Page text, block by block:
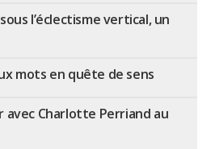
l’éclectisme vertical, un
mots en quête de sens
avec Charlotte Perriand au